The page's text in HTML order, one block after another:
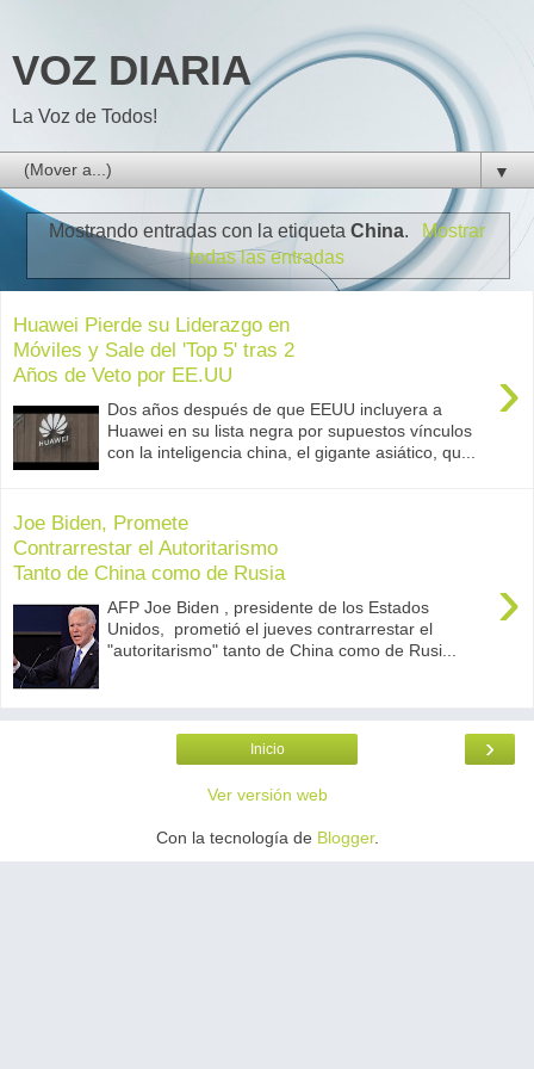
VOZ DIARIA
La Voz de Todos!
▼
Mostrando entradas con la etiquetaChina.
Mostrar
todas las entradas
Huawei Pierde su Liderazgo en
Móviles y Sale del 'Top 5' tras 2
Años de Veto por EE.UU
›
Dos años después de que EEUU incluyera a
Huawei en su lista negra por supuestos vínculos
con la inteligencia china, el gigante asiático, qu...
Joe Biden, Promete
Contrarrestar el Autoritarismo
Tanto de China como de Rusia
›
AFP Joe Biden , presidente de los Estados
Unidos, prometió el jueves contrarrestar el
"autoritarismo" tanto de China como de Rusi...
›
Inicio
Ver versión web
Con la tecnología de Blogger.